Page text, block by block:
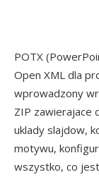
POTX
Open XML dla
wprowadzony
ZIP zawierajace
uklady slajdow,
motywu,
wszystko, co